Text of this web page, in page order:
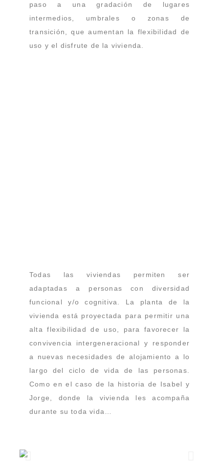
paso a una gradación de lugares
intermedios, umbrales o zonas de
transición, que aumentan la flexibilidad de
uso y el disfrute de la vivienda.
Todas las viviendas permiten ser
adaptadas a personas con diversidad
funcional y/o cognitiva. La planta de la
vivienda está proyectada para permitir una
alta flexibilidad de uso, para favorecer la
convivencia intergeneracional y responder
a nuevas necesidades de alojamiento a lo
largo del ciclo de vida de las personas.
Como en el caso de la historia de Isabel y
Jorge, donde la vivienda les acompaña
durante su toda vida…